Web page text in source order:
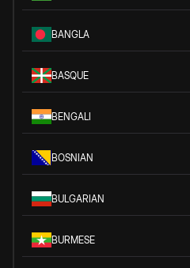
BANGLA
BASQUE
BENGALI
BOSNIAN
BULGARIAN
BURMESE